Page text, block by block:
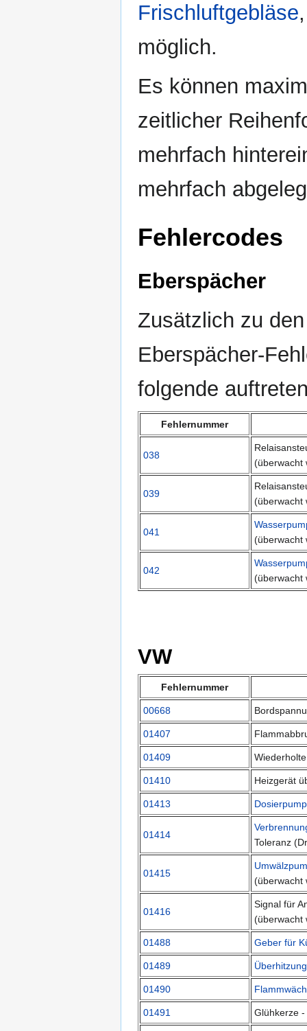
Frischluftgebläse
möglich.
Es können
zeitlicher
mehrfach
mehrfach
Fehlercodes
Eberspächer
Zusätzlich zu
Eberspächer-
folgende
Fehlernummer
038
(überwacht
039
(überwacht
041
(überwacht
042
(überwacht
VW
Fehlernummer
00668
01407
01409
01410 Heizgerät
01413
01414
Toleranz
01415
(überwacht
01416
Signal für
(überwacht
01488 Geber für
01489
01490
01491 Glühkerze